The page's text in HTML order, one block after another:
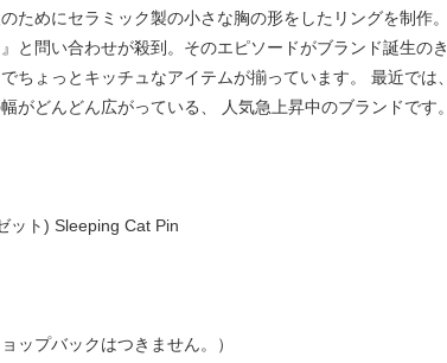
ためにセラミック製の小さな胸の形をしたリングを制
と問い合わせが殺到。そのエピソードがブランド誕生の
ちょっとキッチュなアイテムが揃っています。 最近で
がどんどん広がっている、 人気急上昇中のブランドです。
ット) Sleeping Cat Pin
ップバックはつきません。）